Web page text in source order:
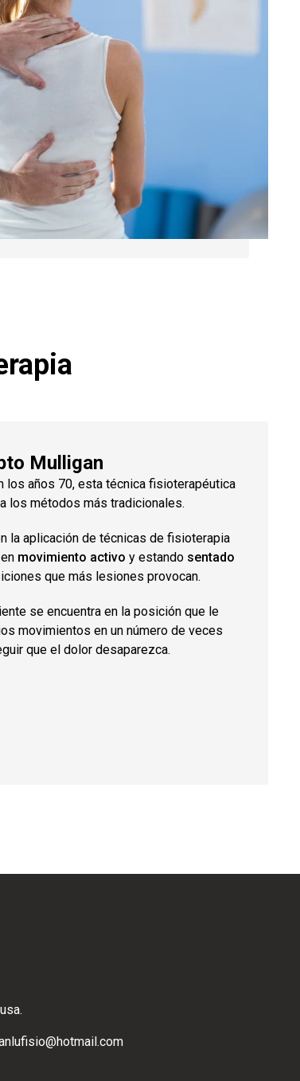
Mulligan
los años 70, esta técnica fisioterapéutica
los métodos más tradicionales.
la aplicación de técnicas de fisioterapia
movimiento activo y estando sentado
que más lesiones provocan.
se encuentra en la posición que le
movimientos en un número de veces
que el dolor desaparezca.